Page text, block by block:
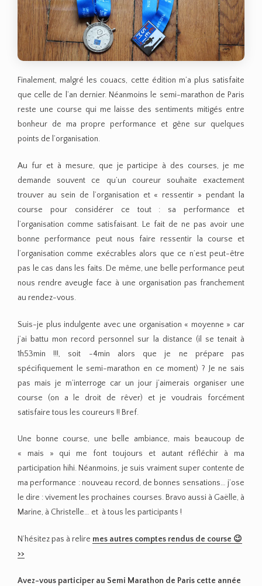
Finalement, malgré les couacs, cette édition m’a plus satisfaite
que celle de l’an dernier. Néanmoins le semi-marathon de Paris
reste une course qui me laisse des sentiments mitigés entre
bonheur de ma propre performance et gêne sur quelques
points de l’organisation.
Au fur et à mesure, que je participe à des courses, je me
demande souvent ce qu’un coureur souhaite exactement
trouver au sein de l’organisation et « ressentir » pendant la
course pour considérer ce tout : sa performance et
l’organisation comme satisfaisant. Le fait de ne pas avoir une
bonne performance peut nous faire ressentir la course et
l’organisation comme exécrables alors que ce n’est peut-être
pas le cas dans les faits. De même, une belle performance peut
nous rendre aveugle face à une organisation pas franchement
au rendez-vous.
Suis-je plus indulgente avec une organisation « moyenne » car
j’ai battu mon record personnel sur la distance (il se tenait à
1h53min !!!, soit -4min alors que je ne prépare pas
spécifiquement le semi-marathon en ce moment) ? Je ne sais
pas mais je m’interroge car un jour j’aimerais organiser une
course (on a le droit de rêver) et je voudrais forcément
satisfaire tous les coureurs !! Bref.
Une bonne course, une belle ambiance, mais beaucoup de
« mais » qui me font toujours et autant réfléchir à ma
participation hihi. Néanmoins, je suis vraiment super contente de
ma performance : nouveau record, de bonnes sensations… j’ose
le dire : vivement les prochaines courses. Bravo aussi à Gaëlle, à
Marine, à Christelle… et à tous les participants !
N’hésitez pas à relire mes autres comptes rendus de course 😉
>>
Avez-vous participer au Semi Marathon de Paris cette année